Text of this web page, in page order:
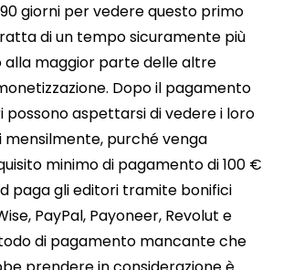
giorni per vedere questo primo
di un tempo sicuramente più
maggior parte delle altre
Dopo il pagamento
possono aspettarsi di vedere i loro
mensilmente, purché venga
minimo di pagamento di 100 €
paga gli editori tramite bonifici
PayPal, Payoneer, Revolut e
di pagamento mancante che